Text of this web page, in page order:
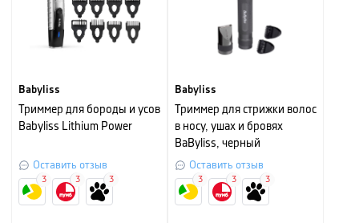
Babyliss
Триммер для бороды и усов
Babyliss Lithium Power
Оставить отзыв
3 3 3
Babyliss
Триммер для стрижки волос
в носу, ушах и бровях
BaByliss, черный
Оставить отзыв
3 3 3